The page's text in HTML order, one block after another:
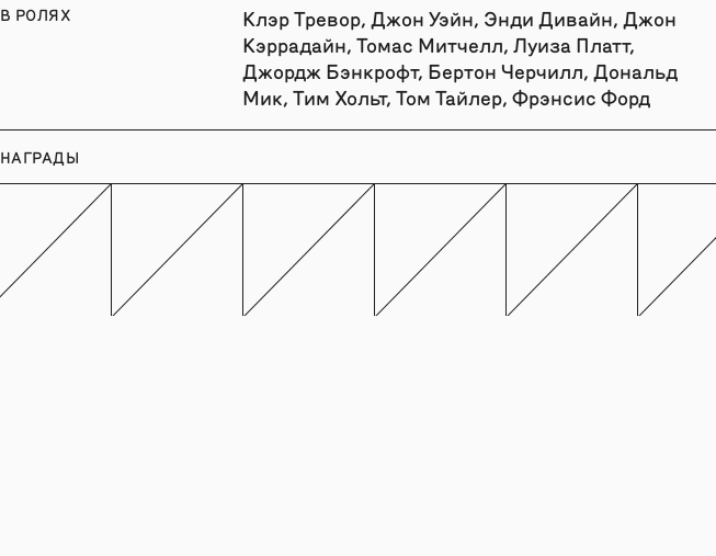
В РОЛЯХ
Клэр Тревор, Джон Уэйн, Энди Дивайн, Джон
Кэррадайн, Томас Митчелл, Луиза Платт,
Джордж Бэнкрофт, Бертон Черчилл, Дональд
Мик, Тим Хольт, Том Тайлер, Фрэнсис Форд
НАГРАДЫ